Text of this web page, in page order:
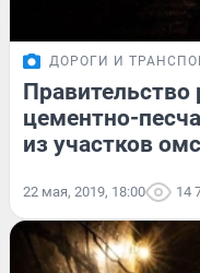
ДОРОГИ И
цементно-
из участков
22 мая, 2019, 18:00 14